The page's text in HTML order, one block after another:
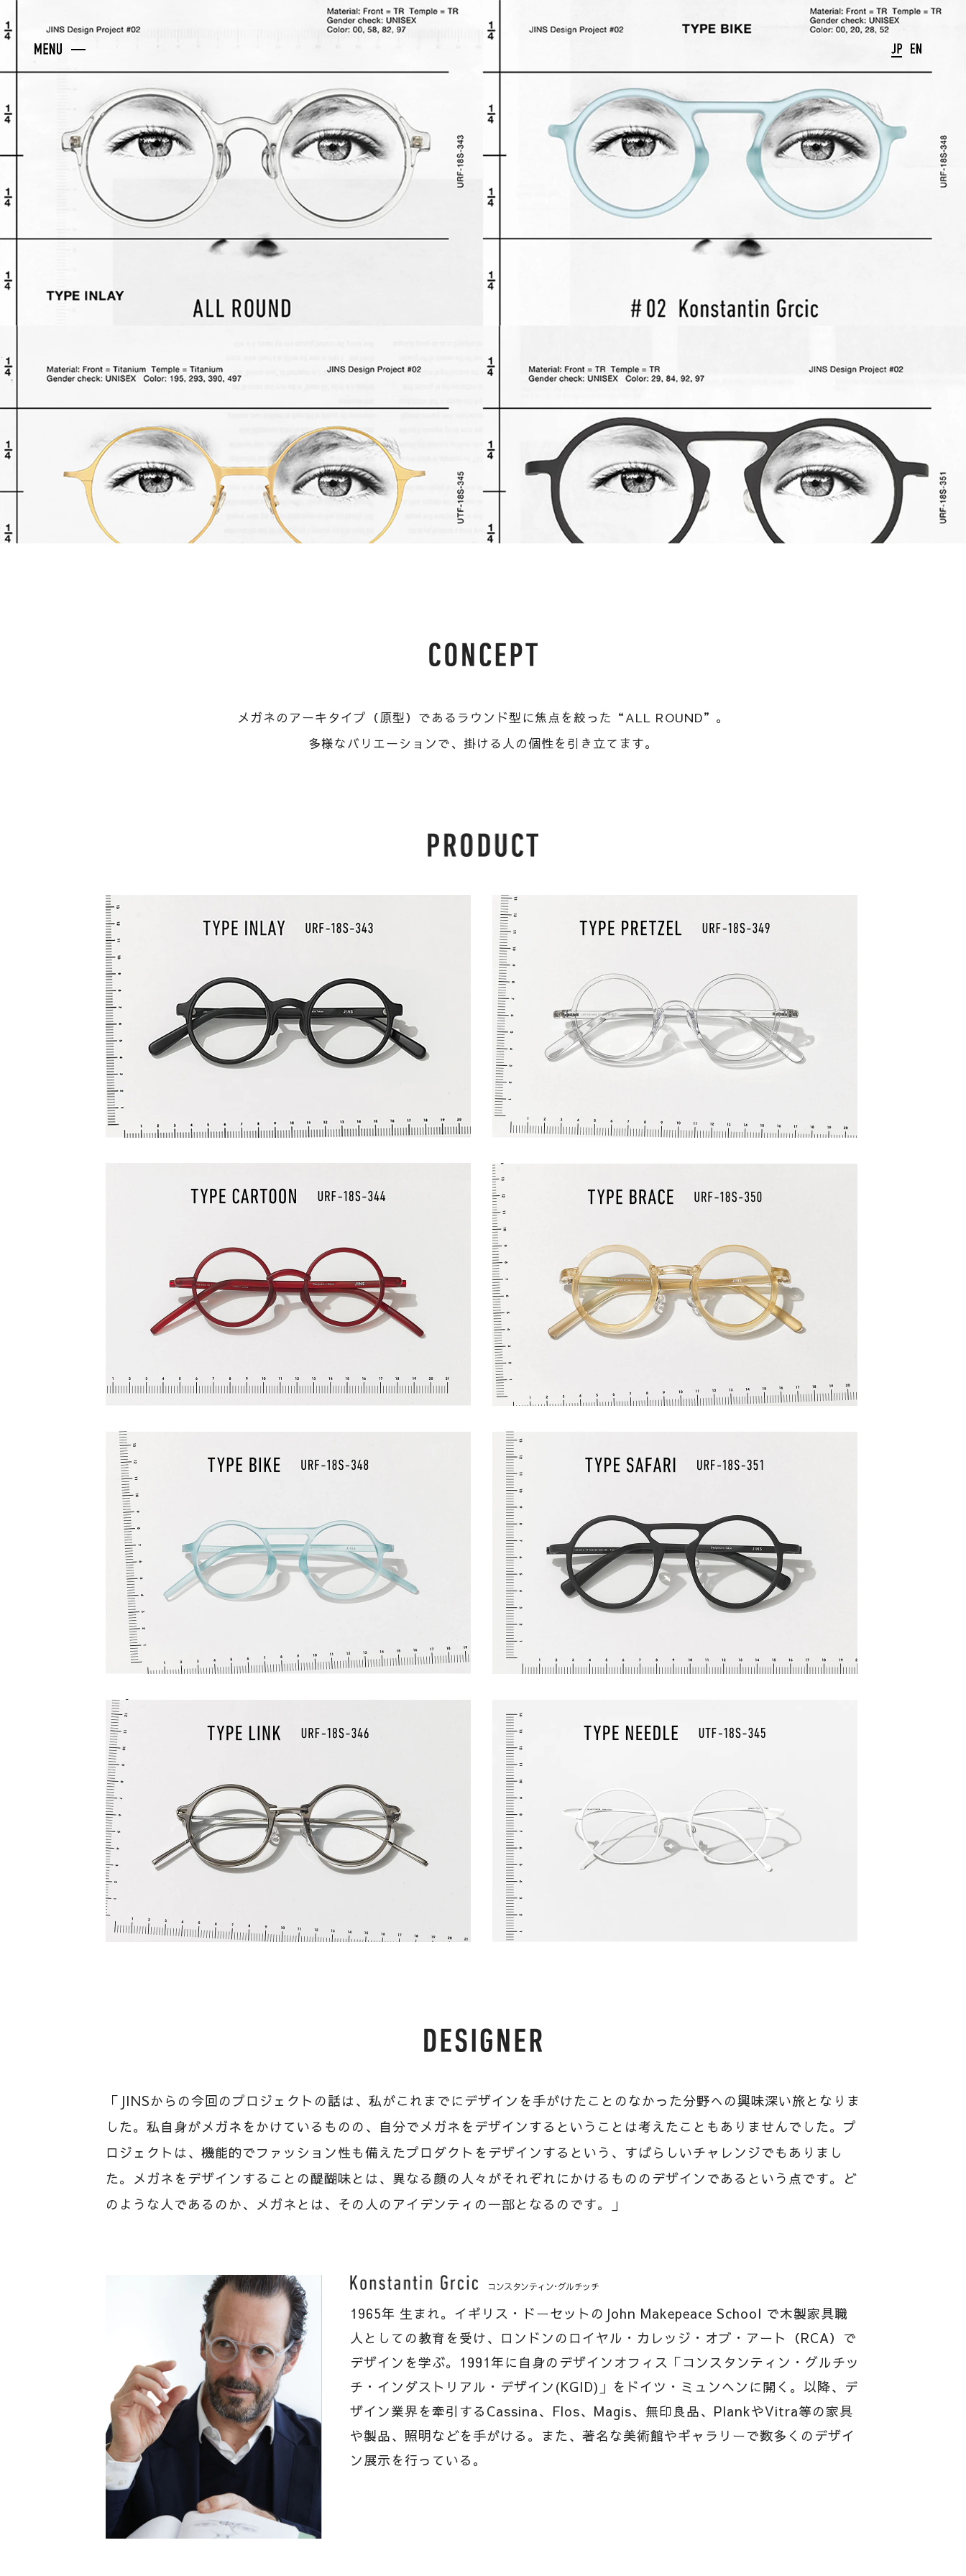
メガネのアーキタイプ（原型）であるラウンド型に焦点を絞った“ALL ROUND”。
多様なバリエーションで、掛ける人の個性を引き立てます。
「JINSからの今回のプロジェクトの話は、私がこれまでにデザインを手がけたことのなかった分野への興味深い旅となりま
した。私自身がメガネをかけているものの、自分でメガネをデザインするということは考えたこともありませんでした。プ
ロジェクトは、機能的でファッション性も備えたプロダクトをデザインするという、すばらしいチャレンジでもありまし
た。メガネをデザインすることの醍醐味とは、異なる顔の人々がそれぞれにかけるもののデザインであるという点です。ど
のような人であるのか、メガネとは、その人のアイデンティの一部となるのです。」
コンスタンティン･グルチッチ
1965年 生まれ。イギリス・ドーセットのJohn Makepeace School で木製家具職
人としての教育を受け、ロンドンのロイヤル・カレッジ・オブ・アート（RCA）で
デザインを学ぶ。1991年に自身のデザインオフィス「コンスタンティン・グルチッ
チ・インダストリアル・デザイン(KGID)」をドイツ・ミュンヘンに開く。以降、デ
ザイン業界を牽引するCassina、Flos、Magis、無印良品、PlankやVitra等の家具
や製品、照明などを手がける。また、著名な美術館やギャラリーで数多くのデザイ
ン展示を行っている。